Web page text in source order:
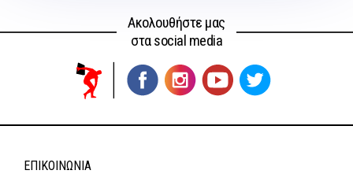
Ακολουθήστε μας
στα social media
ΕΠΙΚΟΙΝΩΝΊΑ